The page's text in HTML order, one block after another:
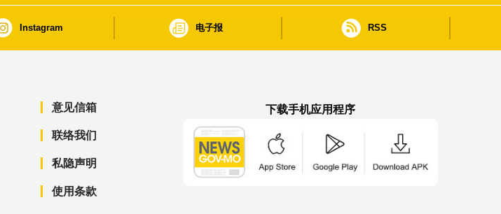
Instagram 电子报 RSS
意见信箱
联络我们
私隐声明
使用条款
下载手机应用程序